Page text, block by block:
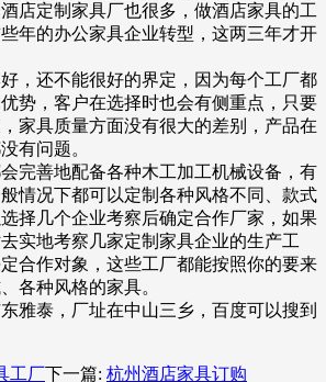
店定制家具厂也很多，做酒店家具的工
年的办公家具企业转型，这两三年才开
，还不能很好的界定，因为每个工厂都
势，客户在选择时也会有侧重点，只要
家具质量方面没有很大的差别，产品在
有问题。
完善地配备各种木工加工机械设备，有
情况下都可以定制各种风格不同、款式
择几个企业考察后确定合作厂家，如果
实地考察几家定制家具企业的生产工
合作对象，这些工厂都能按照你的要来
各种风格的家具。
雅泰，厂址在中山三乡，百度可以搜到
工厂下一篇: 杭州酒店家具订购